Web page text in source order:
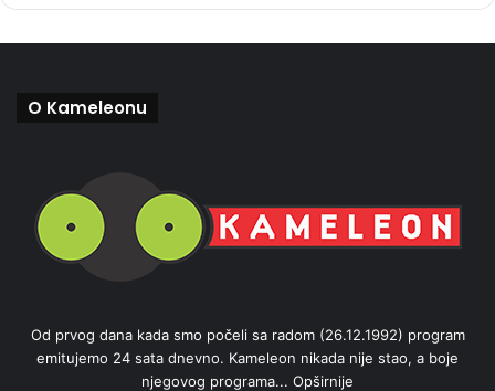
O Kameleonu
Od prvog dana kada smo počeli sa radom (26.12.1992) program
emitujemo 24 sata dnevno. Kameleon nikada nije stao, a boje
njegovog programa... Opširnije